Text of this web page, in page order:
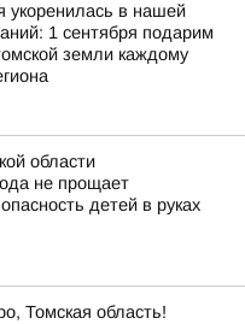
укоренилась в нашей
1 сентября подарим
земли каждому
области
не прощает
детей в руках
Томская область!